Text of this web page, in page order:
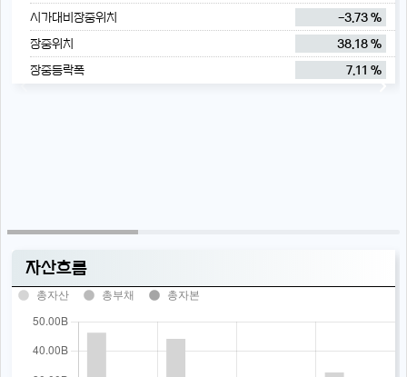
시가대비장중위치
-3.73 %
장중위치
38.18 %
장중등락폭
7.11 %
자산흐름
총자산 총부채 총자본